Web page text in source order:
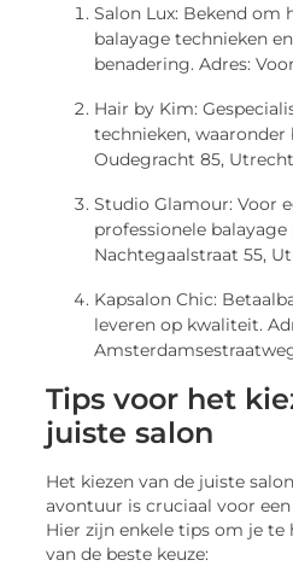
Salon Lux: Bekend om
balayage technieken
benadering. Adres:
Hair by Kim:
technieken, waaronder
Oudegracht 85,
Studio Glamour: Voor
professionele balayage
Nachtegaalstraat 55,
Kapsalon Chic:
leveren op kwaliteit.
Tips voor het
juiste salon
Het kiezen van de juiste
avontuur is cruciaal voor
Hier zijn enkele tips om je te
van de beste keuze: